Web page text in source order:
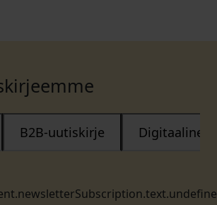
B2B-uutiskirje Digitaalinen